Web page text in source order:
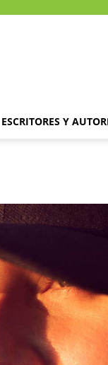
ESCRITORES Y